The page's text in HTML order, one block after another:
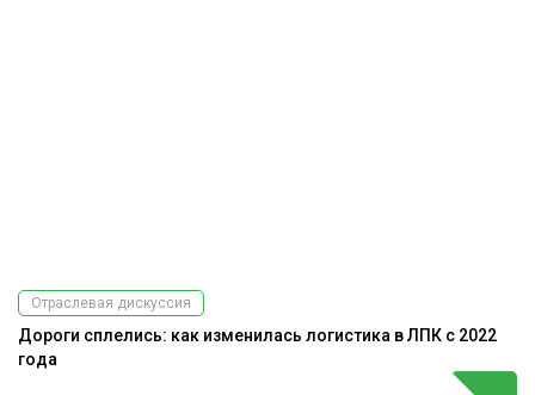
Отраслевая дискуссия
Дороги сплелись: как изменилась логистика в ЛПК с 2022
года